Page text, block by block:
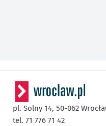
pl. Solny 14, 50-062
tel. 71 776 71 42